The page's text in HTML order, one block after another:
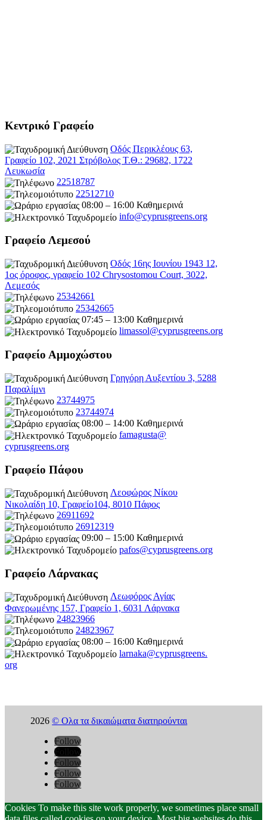
Κεντρικό Γραφείο
Οδός Περικλέους 63,
Γραφείο 102, 2021 Στρόβολος Τ.Θ.: 29682, 1722
Λευκωσία
22518787
22512710
08:00 – 16:00 Καθημερινά
info@cyprusgreens.org
Γραφείο Λεμεσού
Οδός 16ης Ιουνίου 1943 12,
1ος όροφος, γραφείο 102 Chrysostomou Court, 3022,
Λεμεσός
25342661
25342665
07:45 – 13:00 Καθημερινά
limassol@cyprusgreens.org
Γραφείο Αμμοχώστου
Γρηγόρη Αυξεντίου 3, 5288
Παραλίμνι
23744975
23744974
08:00 – 14:00 Καθημερινά
famagusta@
cyprusgreens.org
Γραφείο Πάφου
Λεοφώρος Νίκου
Νικολαίδη 10, Γραφείο104, 8010 Πάφος
26911692
26912319
09:00 – 15:00 Καθημερινά
pafos@cyprusgreens.org
Γραφείο Λάρνακας
Λεωφόρος Αγίας
Φανερωμένης 157, Γραφείο 1, 6031 Λάρνακα
24823966
24823967
08:00 – 16:00 Καθημερινά
larnaka@cyprusgreens.
org
2026© Ολα τα δικαιώματα διατηρούνται
Follow
Follow
Follow
Follow
Follow
Cookies To make this site work properly, we sometimes place small